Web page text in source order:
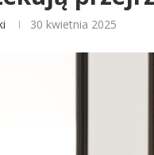
30 kwietnia 2025